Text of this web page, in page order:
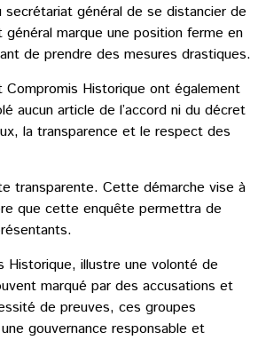
général de se distancier de
marque une position ferme en
de prendre des mesures drastiques.
Historique ont également
aucun article de l’accord ni du décret
la transparence et le respect des
transparente. Cette démarche vise à
que cette enquête permettra de
Historique, illustre une volonté de
marqué par des accusations et
de preuves, ces groupes
gouvernance responsable et